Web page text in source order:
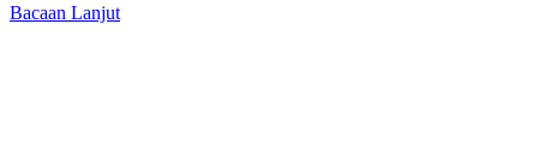
Bacaan Lanjut